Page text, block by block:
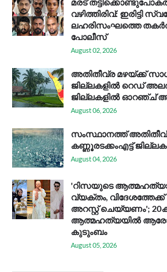
വഴിത്തിരിവ്: ഇരിട്ടി
ലഹരിസംഘത്തെ തകർത്ത്
പോലീസ്
August 02, 2026
അതിതീവ്ര മഴയ്ക്ക്
ജില്ലകളിൽ റെഡ്
ജില്ലകളിൽ ഓറഞ്ച്
August 06, 2026
സം​സ്ഥാ​ന​ത്ത്
കണ്ണൂരടക്കംഎ​ട്ട്
August 04, 2026
'റിസയുടെ ആത്മഹത്യാ
വ്യക്തം, വിദേശത്തേക്ക്
അറസ്റ്റ് ചെയ്യണം';
ആത്മഹത്യയിൽ
കുടുംബം
August 05, 2026